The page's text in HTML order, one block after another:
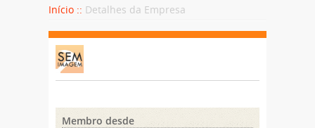
Início :: Detalhes da Empresa
Membro desde